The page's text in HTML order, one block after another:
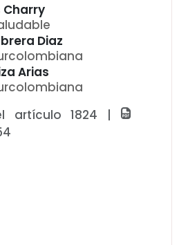
Charry
Diaz
Arias
artículo 1824 |